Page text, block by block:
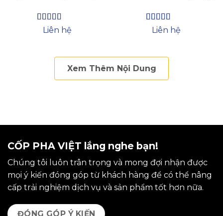
Được xếp
Liên hệ
Được xếp
Liên hệ
Xem Thêm Nội Dung
CỐP PHA VIỆT lắng nghe bạn!
Chúng tôi luôn trân trọng và mong đợi nhận được
mọi ý kiến đóng góp từ khách hàng để có thể nâng
cấp trải nghiệm dịch vụ và sản phẩm tốt hơn nữa.
ĐÓNG GÓP Ý KIẾN